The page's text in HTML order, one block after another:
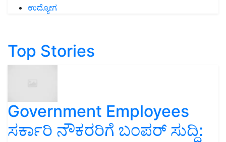
ಉದ್ಯೋಗ
Top Stories
Government Employees
ಸರ್ಕಾರಿ ನೌಕರರಿಗೆ ಬಂಪರ್‌ ಸುದ್ದಿ: